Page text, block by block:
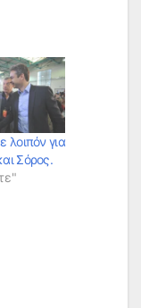
λοιπόν για
Σόρος.